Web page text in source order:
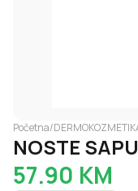
Početna/
NOSTE
57.90 KM